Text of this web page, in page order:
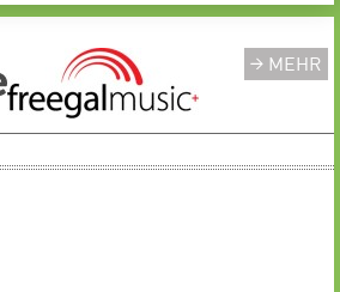
MEHR